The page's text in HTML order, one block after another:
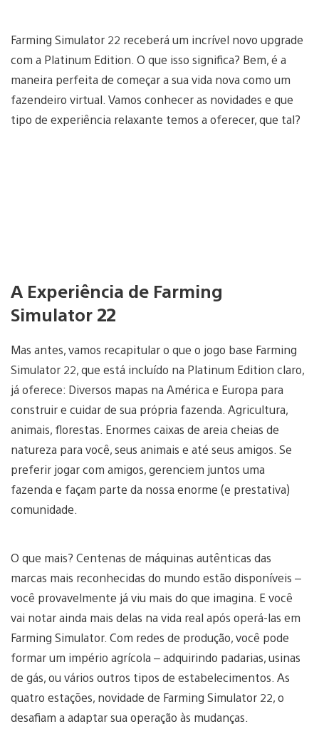
Farming Simulator 22 receberá um incrível novo upgrade
com a Platinum Edition. O que isso significa? Bem, é a
maneira perfeita de começar a sua vida nova como um
fazendeiro virtual. Vamos conhecer as novidades e que
tipo de experiência relaxante temos a oferecer, que tal?
A Experiência de Farming
Simulator 22
Mas antes, vamos recapitular o que o jogo base Farming
Simulator 22, que está incluído na Platinum Edition claro,
já oferece: Diversos mapas na América e Europa para
construir e cuidar de sua própria fazenda. Agricultura,
animais, florestas. Enormes caixas de areia cheias de
natureza para você, seus animais e até seus amigos. Se
preferir jogar com amigos, gerenciem juntos uma
fazenda e façam parte da nossa enorme (e prestativa)
comunidade.
O que mais? Centenas de máquinas autênticas das
marcas mais reconhecidas do mundo estão disponíveis –
você provavelmente já viu mais do que imagina. E você
vai notar ainda mais delas na vida real após operá-las em
Farming Simulator. Com redes de produção, você pode
formar um império agrícola – adquirindo padarias, usinas
de gás, ou vários outros tipos de estabelecimentos. As
quatro estações, novidade de Farming Simulator 22, o
desafiam a adaptar sua operação às mudanças.